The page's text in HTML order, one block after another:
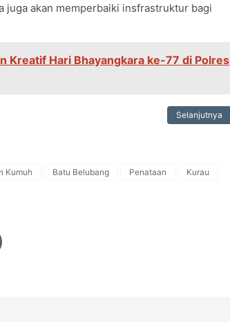
juga akan memperbaiki insfrastruktur bagi
Kreatif Hari Bhayangkara ke-77 di Polres
Selanjutnya
Kumuh Batu Belubang Penataan Kurau